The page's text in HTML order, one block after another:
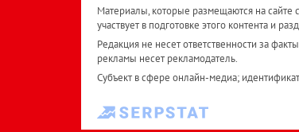
Материалы, которые размещаются на сайте
участвует в подготовке этого контента и
Редакция не несет ответственности за
рекламы несет рекламодатель.
Субъект в сфере онлайн-медиа;